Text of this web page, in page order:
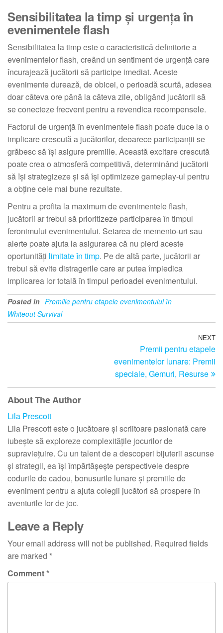
Sensibilitatea la timp și urgența în
evenimentele flash
Sensibilitatea la timp este o caracteristică definitorie a
evenimentelor flash, creând un sentiment de urgență care
încurajează jucătorii să participe imediat. Aceste
evenimente durează, de obicei, o perioadă scurtă, adesea
doar câteva ore până la câteva zile, obligând jucătorii să
se conecteze frecvent pentru a revendica recompensele.
Factorul de urgență în evenimentele flash poate duce la o
implicare crescută a jucătorilor, deoarece participanții se
grăbesc să își asigure premiile. Această excitare crescută
poate crea o atmosferă competitivă, determinând jucătorii
să își strategizeze și să își optimizeze gameplay-ul pentru
a obține cele mai bune rezultate.
Pentru a profita la maximum de evenimentele flash,
jucătorii ar trebui să prioritizeze participarea în timpul
feronimului evenimentului. Setarea de memento-uri sau
alerte poate ajuta la asigurarea că nu pierd aceste
oportunități limitate în timp. Pe de altă parte, jucătorii ar
trebui să evite distragerile care ar putea împiedica
implicarea lor totală în timpul perioadei evenimentului.
Posted in Premiile pentru etapele evenimentului în
Whiteout Survival
NEXT
Premii pentru etapele
evenimentelor lunare: Premii
speciale, Gemuri, Resurse
About The Author
Lila Prescott
Lila Prescott este o jucătoare și scriitoare pasionată care
iubește să exploreze complexitățile jocurilor de
supraviețuire. Cu un talent de a descoperi bijuterii ascunse
și strategii, ea își împărtășește perspectivele despre
codurile de cadou, bonusurile lunare și premiile de
eveniment pentru a ajuta colegii jucători să prospere în
aventurile lor de joc.
Leave a Reply
Your email address will not be published. Required fields
are marked *
Comment*